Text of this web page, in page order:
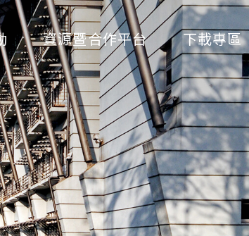
資源暨合作平台 下載專區